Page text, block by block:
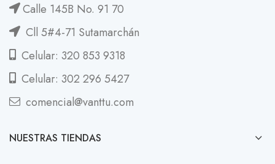
Calle 145B No. 91 70
Cll 5#4-71 Sutamarchán
Celular: 320 853 9318
Celular: 302 296 5427
comencial@vanttu.com
NUESTRAS TIENDAS